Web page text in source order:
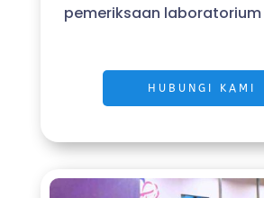
pemeriksaan
HUBUNGI KAMI